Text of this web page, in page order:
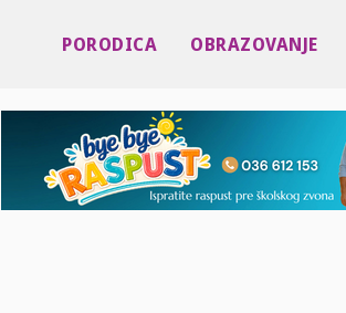
PORODICA OBRAZOVANJE